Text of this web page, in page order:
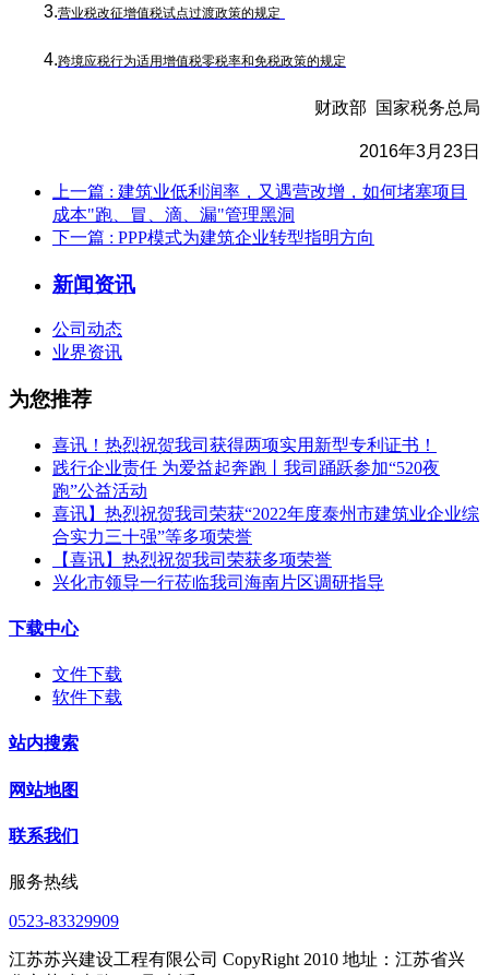
3.营业税改征增值税试点过渡政策的规定
4.跨境应税行为适用增值税零税率和免税政策的规定
财政部 国家税务总局
2016年3月 23日
上一篇 : 建筑业低利润率，又遇营改增，如何堵塞项目
成本"跑、冒、滴、漏"管理黑洞
下一篇 : PPP模式为建筑企业转型指明方向
新闻资讯
公司动态
业界资讯
为您推荐
喜讯！热烈祝贺我司获得两项实用新型专利证书！
践行企业责任 为爱益起奔跑丨我司踊跃参加“520夜
跑”公益活动
喜讯】热烈祝贺我司荣获“2022年度泰州市建筑业企业综
合实力三十强”等多项荣誉
【喜讯】热烈祝贺我司荣获多项荣誉​
兴化市领导一行莅临我司海南片区调研指导
下载中心
文件下载
软件下载
站内搜索
网站地图
联系我们
服务热线
0523-83329909
江苏苏兴建设工程有限公司 CopyRight 2010 地址：江苏省兴